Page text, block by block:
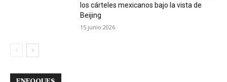
los cárteles mexicanos bajo la vista de
Beijing
15 junio 2026